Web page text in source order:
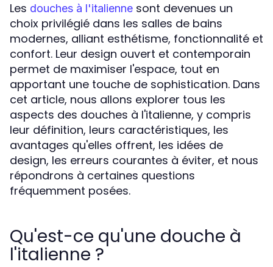
Les douches à l'italienne sont devenues un
choix privilégié dans les salles de bains
modernes, alliant esthétisme, fonctionnalité et
confort. Leur design ouvert et contemporain
permet de maximiser l'espace, tout en
apportant une touche de sophistication. Dans
cet article, nous allons explorer tous les
aspects des douches à l'italienne, y compris
leur définition, leurs caractéristiques, les
avantages qu'elles offrent, les idées de
design, les erreurs courantes à éviter, et nous
répondrons à certaines questions
fréquemment posées.
Qu'est-ce qu'une douche à
l'italienne ?